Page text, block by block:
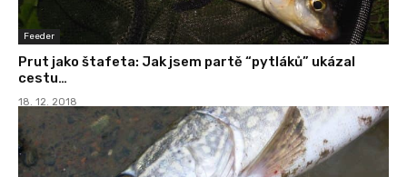
Feeder
Prut jako štafeta: Jak jsem partě “pytláků” ukázal
cestu…
18. 12. 2018